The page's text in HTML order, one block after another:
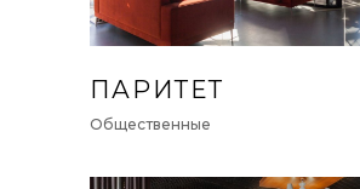
ПАРИТЕТ
Общественные